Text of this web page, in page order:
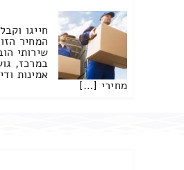
חייגו
המחיר
שירותי
במרכז,
אמינות
מחירי […]